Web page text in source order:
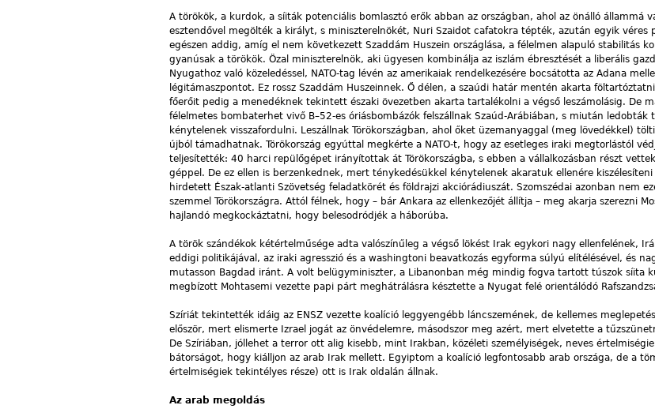
A törökök, a kurdok, a síiták potenciális bomlasztó erők abban az országban, ahol az önálló állammá
esztendővel megölték a királyt, s miniszterelnökét, Nuri Szaidot cafatokra tépték, azután egyik véres
egészen addig, amíg el nem következett Szaddám Huszein országlása, a félelmen alapuló stabilitás
gyanúsak a törökök. Özal miniszterelnök, aki ügyesen kombinálja az iszlám ébresztését a liberális
Nyugathoz való közeledéssel, NATO-tag lévén az amerikaiak rendelkezésére bocsátotta az Adana
légitámaszpontot. Ez rossz Szaddám Huszeinnek. Ő délen, a szaúdi határ mentén akarta
főerőit pedig a menedéknek tekintett északi övezetben akarta tartalékolni a végső leszámolásig. De
félelmetes bombaterhet vivő B–52-es óriásbombázók felszállnak Szaúd-Arábiában, s miután ledobták
kénytelenek visszafordulni. Leszállnak Törökországban, ahol őket üzemanyaggal (meg lövedékkel)
újból támadhatnak. Törökország egyúttal megkérte a NATO-t, hogy az esetleges iraki megtorlástól
teljesítették: 40 harci repülőgépet irányítottak át Törökországba, s ebben a vállalkozásban részt
géppel. De ez ellen is berzenkednek, mert ténykedésükkel kénytelenek akaratuk ellenére
hirdetett Észak-atlanti Szövetség feladatkörét és földrajzi akciórádiuszát. Szomszédai azonban nem
szemmel Törökországra. Attól félnek, hogy – bár Ankara az ellenkezőjét állítja – meg akarja szerezni
hajlandó megkockáztatni, hogy belesodródjék a háborúba.
A török szándékok kétértelműsége adta valószínűleg a végső lökést Irak egykori nagy ellenfelének,
eddigi politikájával, az iraki agresszió és a washingtoni beavatkozás egyforma súlyú elítélésével, és
mutasson Bagdad iránt. A volt belügyminiszter, a Libanonban még mindig fogva tartott túszok síita
megbízott Mohtasemi vezette papi párt meghátrálásra késztette a Nyugat felé orientálódó
Szíriát tekintették idáig az ENSZ vezette koalíció leggyengébb láncszemének, de kellemes
először, mert elismerte Izrael jogát az önvédelemre, másodszor meg azért, mert elvetette a
De Szíriában, jóllehet a terror ott alig kisebb, mint Irakban, közéleti személyiségek, neves
bátorságot, hogy kiálljon az arab Irak mellett. Egyiptom a koalíció legfontosabb arab országa, de a
értelmiségiek tekintélyes része) ott is Irak oldalán állnak.
Az arab megoldás